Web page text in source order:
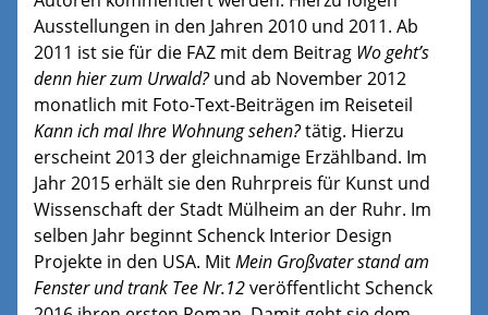
Ausstellungen in den Jahren 2010 und 2011. Ab
2011 ist sie für die FAZ mit dem Beitrag Wo geht’s
denn hier zum Urwald?und ab November 2012
monatlich mit Foto-Text-Beiträgen im Reiseteil
Kann ich mal Ihre Wohnung sehen?tätig. Hierzu
erscheint 2013 der gleichnamige Erzählband. Im
Jahr 2015 erhält sie den Ruhrpreis für Kunst und
Wissenschaft der Stadt Mülheim an der Ruhr. Im
selben Jahr beginnt Schenck Interior Design
Projekte in den USA. MitMein Großvater stand am
Fenster und trank Tee Nr.12veröffentlicht Schenck